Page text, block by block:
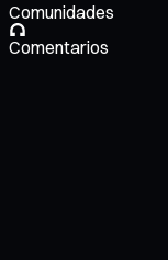
Comunidades
Comentarios